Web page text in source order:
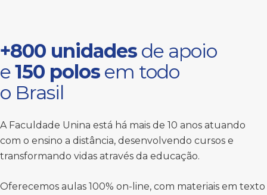
+800 unidades de apoio
e150 polos em todo
o Brasil
A Faculdade Unina está há mais de 10 anos atuando
com o ensino a distância, desenvolvendo cursos e
transformando vidas através da educação.
Oferecemos aulas 100% on-line, com materiais em texto